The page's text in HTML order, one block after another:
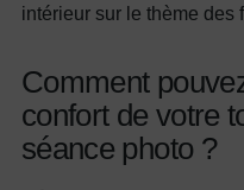
intérieur sur le thème des
Comment
confort de votre
séance photo ?